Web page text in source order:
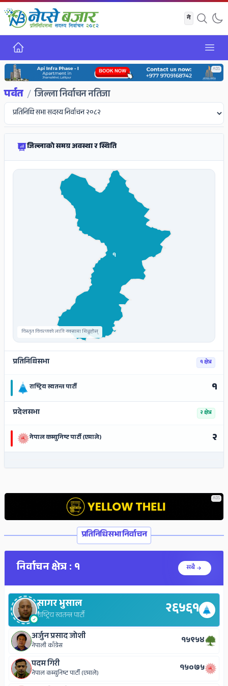
गृह
ADS
पर्वत / जिल्ला निर्वाचन नतिजा
जिल्लाको समग्र अवस्था र स्थिति
१
विस्तृत विवरणको लागि नक्सामा थिच्नुहोस्
प्रतिनिधिसभा १ क्षेत्र
राष्ट्रिय स्वतन्त्र पार्टी १
प्रदेशसभा २ क्षेत्र
नेपाल कम्युनिष्ट पार्टी (एमाले) २
ADS
प्रतिनिधिसभा निर्वाचन
निर्वाचन क्षेत्र : १ सबै
सागर भुसाल
राष्ट्रिय स्वतन्त्र पार्टी २६५६१
अर्जुन प्रसाद जोशी
नेपाली काँग्रेस
१५९५४
पदम गिरी
नेपाल कम्युनिष्ट पार्टी (एमाले)
१५०७५